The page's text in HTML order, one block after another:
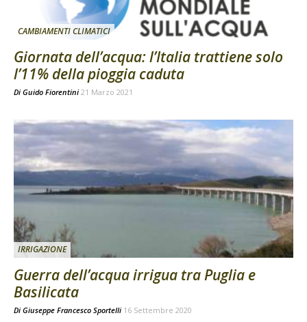
CAMBIAMENTI CLIMATICI
Giornata dell’acqua: l’Italia trattiene solo
l’11% della pioggia caduta
Di Guido Fiorentini 21 Marzo 2021
IRRIGAZIONE
Guerra dell’acqua irrigua tra Puglia e
Basilicata
Di Giuseppe Francesco Sportelli 16 Settembre 2020